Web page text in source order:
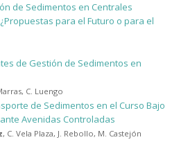
de Sedimentos en Centrales
para el Futuro o para el
de Gestión de Sedimentos en
, C. Luengo
de Sedimentos en el Curso Bajo
Avenidas Controladas
, C. Vela Plaza, J. Rebollo, M. Castejón